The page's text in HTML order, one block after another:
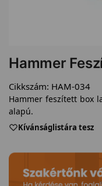
Hammer
Cikkszám: HAM-034
Hammer feszített box
alapú.
Kívánságlistára tesz